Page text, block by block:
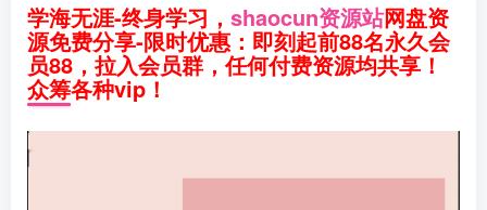
学海无涯-终身学习， shaocun资源站网盘资
源免费分享-限时优惠：即刻起前88名永久会
员88，拉入会员群，任何付费资源均共享！
众筹各种vip！